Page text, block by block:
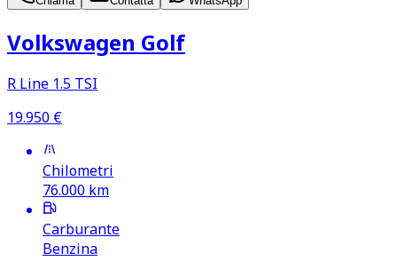
Volkswagen Golf
R Line 1.5 TSI
19.950 €
Chilometri
76.000 km
Carburante
Benzina